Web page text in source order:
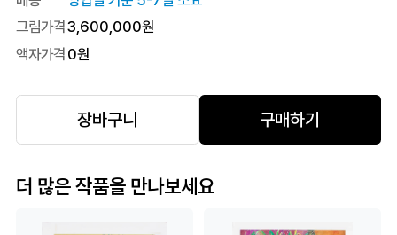
그림가격3,600,000원
액자가격 0원
장바구니 구매하기
더 많은 작품을 만나보세요